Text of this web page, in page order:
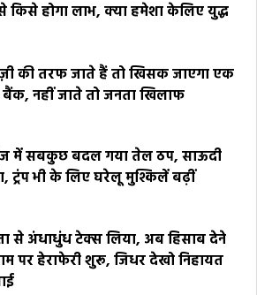
किसे होगा लाभ, क्या हमेशा केलिए युद्ध
की तरफ जाते हैं तो खिसक जाएगा एक
बैंक, नहीं जाते तो जनता खिलाफ
में सबकुछ बदल गया तेल ठप, साऊदी
ट्रंप भी के लिए घरेलू मुश्किलें बढ़ीं
से अंधाधुंध टेक्स लिया, अब हिसाब देने
पर हेराफेरी शुरू, जिधर देखो निहायत